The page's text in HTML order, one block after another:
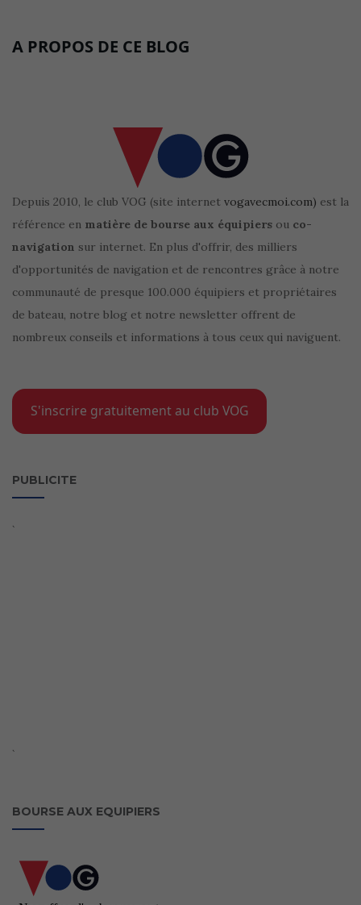
A PROPOS DE CE BLOG
Depuis 2010, le club VOG (site internet vogavecmoi.com) est la
référence en matière de bourse aux équipiers ou co-
navigation sur internet. En plus d'offrir, des milliers
d'opportunités de navigation et de rencontres grâce à notre
communauté de presque 100.000 équipiers et propriétaires
de bateau, notre blog et notre newsletter offrent de
nombreux conseils et informations à tous ceux qui naviguent.
S'inscrire gratuitement au club VOG
PUBLICITE
`
`
BOURSE AUX EQUIPIERS